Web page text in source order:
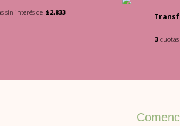
sin interés de $2,833
3